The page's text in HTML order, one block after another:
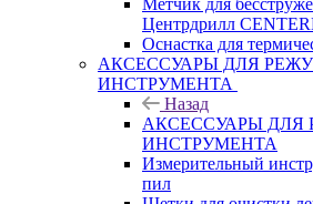
Центрдрилл
Оснастка для
АКСЕССУАРЫ ДЛЯ
ИНСТРУМЕНТА
Назад
АКСЕССУАРЫ ДЛЯ
ИНСТРУМЕНТА
Измерительный
пил